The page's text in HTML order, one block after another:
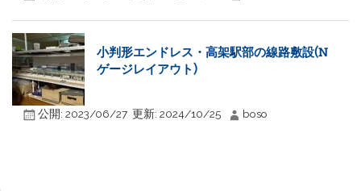
小判形エンドレス・高架駅部の線路敷設(N
ゲージレイアウト)
公開: 2023/06/27 更新: 2024/10/25 boso